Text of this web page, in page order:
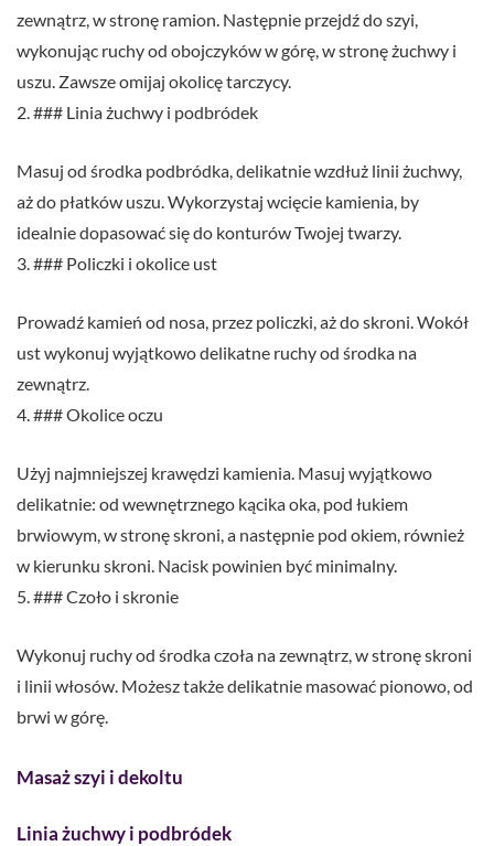
zewnątrz, w stronę ramion. Następnie przejdź do szyi,
wykonując ruchy od obojczyków w górę, w stronę żuchwy i
uszu. Zawsze omijaj okolicę tarczycy.
2. ### Linia żuchwy i podbródek
Masuj od środka podbródka, delikatnie wzdłuż linii żuchwy,
aż do płatków uszu. Wykorzystaj wcięcie kamienia, by
idealnie dopasować się do konturów Twojej twarzy.
3. ### Policzki i okolice ust
Prowadź kamień od nosa, przez policzki, aż do skroni. Wokół
ust wykonuj wyjątkowo delikatne ruchy od środka na
zewnątrz.
4. ### Okolice oczu
Użyj najmniejszej krawędzi kamienia. Masuj wyjątkowo
delikatnie: od wewnętrznego kącika oka, pod łukiem
brwiowym, w stronę skroni, a następnie pod okiem, również
w kierunku skroni. Nacisk powinien być minimalny.
5. ### Czoło i skronie
Wykonuj ruchy od środka czoła na zewnątrz, w stronę skroni
i linii włosów. Możesz także delikatnie masować pionowo, od
brwi w górę.
Masaż szyi i dekoltu
Linia żuchwy i podbródek